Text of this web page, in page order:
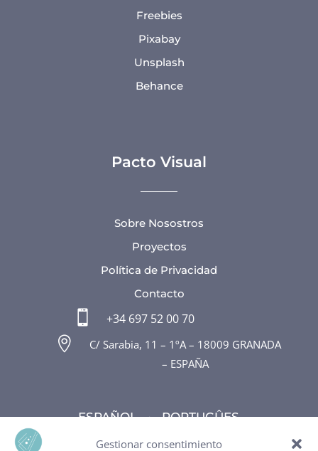
Gestionar consentimiento
Freebies
Pixabay
Unsplash
Behance
Pacto Visual
Sobre Nosostros
Proyectos
Política de Privacidad
Contacto
 +34 697 52 00 70

C/ Sarabia, 11 – 1ºA – 18009 GRANADA
– ESPAÑA
ESPAÑOL•PORTUGÛES